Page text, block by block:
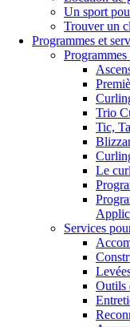
Un sport
Trouver un
Programmes et
Trio
Tic,
Le
Services
Outils